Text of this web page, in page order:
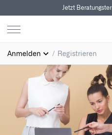
Jetzt
Anmelden Registrieren